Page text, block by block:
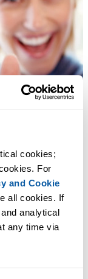
cookies;
For
and Cookie
all cookies. If
analytical
any time via